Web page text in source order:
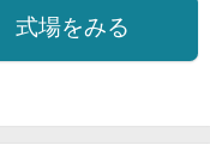
式場をみる